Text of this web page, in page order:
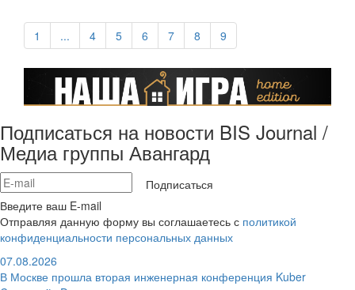
1 ... 4 5 6 7 8 9
Подписаться на новости BIS Journal /
Медиа группы Авангард
Подписаться
Введите ваш E-mail
Отправляя данную форму вы соглашаетесь с политикой
конфиденциальности персональных данных
07.08.2026
В Москве прошла вторая инженерная конференция Kuber